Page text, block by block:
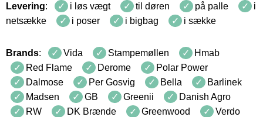
Levering: i løs vægt til døren på palle
i
netsække
i poser i bigbag i sække
Brands: Vida Stampemøllen
Hmab
Red Flame
Derome
Polar Power
Dalmose
Per Gosvig Bella
Barlinek
Madsen
GB Greenii
Danish Agro
RW
DK Brænde Greenwood
Verdo